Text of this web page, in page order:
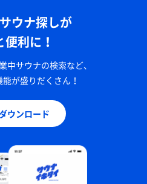
ウナ探しが
利に！
中サウナの検索など、
が盛りだくさん！
ウンロード